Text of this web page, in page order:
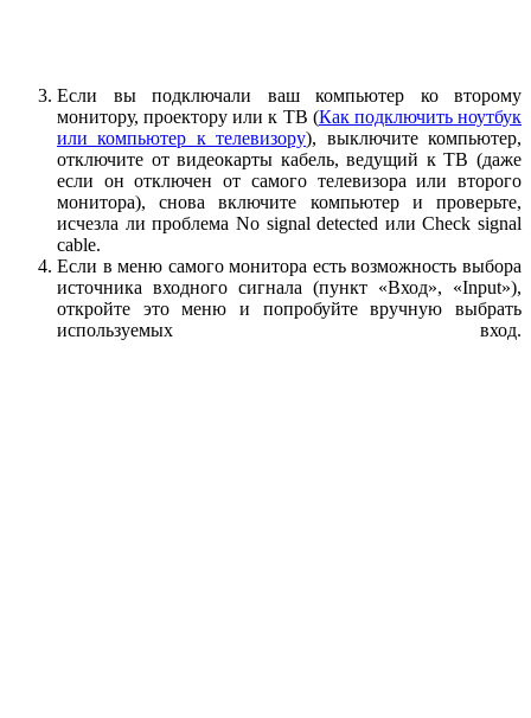
Если вы подключали ваш компьютер ко второму
монитору, проектору или к ТВ (Как подключить ноутбук
или компьютер к телевизору), выключите компьютер,
отключите от видеокарты кабель, ведущий к ТВ (даже
если он отключен от самого телевизора или второго
монитора), снова включите компьютер и проверьте,
исчезла ли проблема No signal detected или Check signal
cable.
Если в меню самого монитора есть возможность выбора
источника входного сигнала (пункт «Вход», «Input»),
откройте это меню и попробуйте вручную выбрать
используемых вход.